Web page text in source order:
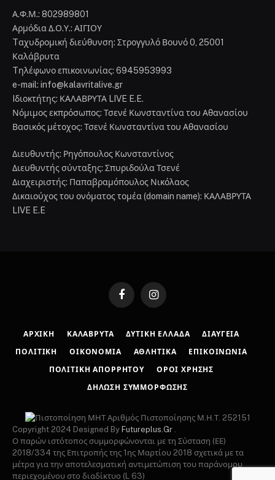
Α.Φ.Μ.: 802989801
Αρμόδια Δ.Ο.Υ.: ΑΙΓΙΟΥ
Tαχυδρομική διεύθυνση: Στρογγυλό Βουνό 0, 25001
Καλάβρυτα
Tηλέφωνο επικοινωνίας: 6945953993
e-mail: info@kalavritalive.gr
Iδιοκτήτης: ΚΑΛΑΒΡΥΤΑ LIVE E.E.
Νόμιμος εκπρόσωπος: Τσενέ Κωνσταντίνα του Αθανασίου
Βασικός μέτοχος: Τσενέ Κωνσταντίνα του Αθανασίου
Διευθυντής: Ρηγόπουλος Κωνσταντίνος
Διευθυντής σύνταξης: Σπυριδούλα Τσενέ
Διαχειριστής: Παπαβραμόπουλος Νικόλαος
Δικαιούχος του ονόματος τομέα (domain name): ΚΑΛΑΒΡΥΤΑ
LIVE E.E
FacebookInstagram
ΑΡΧΙΚΉ ΚΑΛΆΒΡΥΤΑ ΔΥΤΙΚΉ ΕΛΛΆΔΑ ΔΙΑΎΓΕΙΑ
ΠΟΛΙΤΙΚΉ ΟΙΚΟΝΟΜΊΑ ΑΘΛΗΤΙΚΆ ΕΠΙΚΟΙΝΩΝΊΑ
ΠΟΛΙΤΙΚΉ ΑΠΟΡΡΉΤΟΥ ΌΡΟΙ ΧΡΉΣΗΣ
ΔΉΛΩΣΗ ΣΥΜΜΌΡΦΩΣΗΣ
Αριθμός Πιστοποίησης Μ.Η.Τ. 252151
Copyright 2024 Designed By Futureplus.Gr .
Ο παρών ιστότοπος συμμορφώνονται με τη Σύσταση (ΕΕ)
2018/334 της Επιτροπής της 1ης Μαρτίου 2018 σχετικά με τα
μέτρα για την αποτελεσματική αντιμετώπιση του παράνομου
περιεχομένου στο διαδίκτυο (L 63)